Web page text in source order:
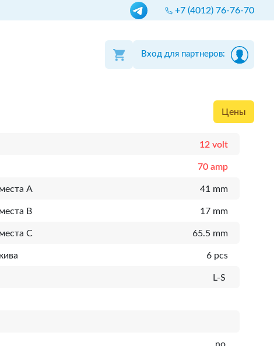
+7 (4012) 76-76-70
Вход для партнеров:
Цены
12 volt
70 amp
A 41 mm
B 17 mm
C 65.5 mm
6 pcs
L-S